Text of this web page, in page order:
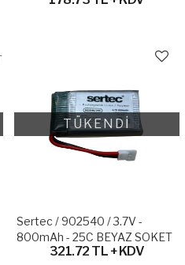
TÜKENDİ
Sertec / 902540 / 3.7V -
800mAh - 25C BEYAZ SOKET
321.72 TL + KDV